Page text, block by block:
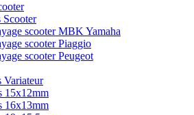
Scooter
scooter MBK Yamaha
scooter Piaggio
scooter Peugeot
Variateur
15x12mm
16x13mm